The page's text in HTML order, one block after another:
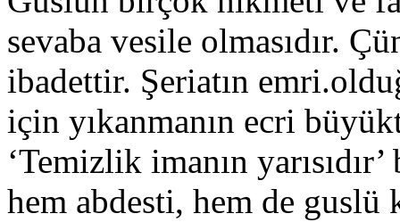
sevaba vesile olmasıdır.
ibadettir. Şeriatın
için yıkanmanın ecri
‘Temizlik imanın
hem abdesti, hem de guslü